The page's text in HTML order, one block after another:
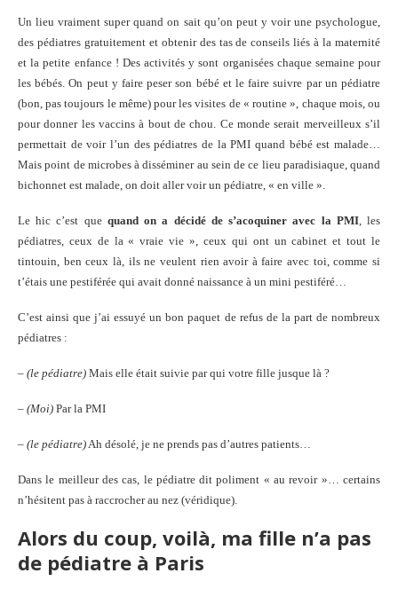
Un lieu vraiment super quand on sait qu’on peut y voir une psychologue,
des pédiatres gratuitement et obtenir des tas de conseils liés à la maternité
et la petite enfance ! Des activités y sont organisées chaque semaine pour
les bébés. On peut y faire peser son bébé et le faire suivre par un pédiatre
(bon, pas toujours le même) pour les visites de « routine », chaque mois, ou
pour donner les vaccins à bout de chou. Ce monde serait merveilleux s’il
permettait de voir l’un des pédiatres de la PMI quand bébé est malade…
Mais point de microbes à disséminer au sein de ce lieu paradisiaque, quand
bichonnet est malade, on doit aller voir un pédiatre, « en ville ».
Le hic c’est que quand on a décidé de s’acoquiner avec la PMI, les
pédiatres, ceux de la « vraie vie », ceux qui ont un cabinet et tout le
tintouin, ben ceux là, ils ne veulent rien avoir à faire avec toi, comme si
t’étais une pestiférée qui avait donné naissance à un mini pestiféré…
C’est ainsi que j’ai essuyé un bon paquet de refus de la part de nombreux
pédiatres :
– (le pédiatre) Mais elle était suivie par qui votre fille jusque là ?
– (Moi) Par la PMI
– (le pédiatre)Ah désolé, je ne prends pas d’autres patients…
Dans le meilleur des cas, le pédiatre dit poliment « au revoir »… certains
n’hésitent pas à raccrocher au nez (véridique).
Alors du coup, voilà, ma fille n’a pas
de pédiatre à Paris